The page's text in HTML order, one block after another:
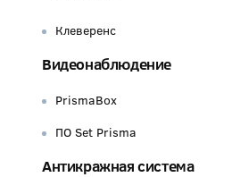
Клеверенс
Видеонаблюдение
PrismaBox
ПО Set Prisma
Антикражная система
POS-система Viki Tower